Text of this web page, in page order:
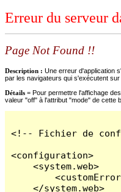
Erreur du serveur
Page Not Found !!
Description : Une erreur d'application
par les navigateurs qui s'exécutent
Détails = Pour permettre l'affichage
valeur "off" à l'attribut "mode" de cette
<!-- Fichier de
<configuration>
    <system.web>
    </system.web>